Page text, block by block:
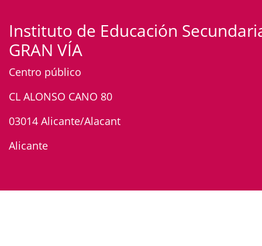
Instituto de Educación
GRAN VÍA
Centro público
CL ALONSO CANO 80
03014 Alicante/Alacant
Alicante